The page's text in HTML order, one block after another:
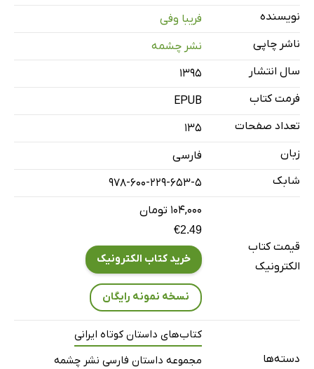
سیب‌زمینی ایرانی
کابوس شناور
درخشش نحس
هتل مشهد
صعود
کلبه‌ی رو‌به‌اقیانوس
نویسنده
فریبا وفی
ناشر چاپی
نشر چشمه
سال انتشار
۱۳۹۵
فرمت کتاب
EPUB
تعداد صفحات
135
زبان
فارسی
شابک
978-600-229-653-5
قیمت کتاب
الکترونیک
۱۰۴,۰۰۰ تومان
€2.49
خرید کتاب الکترونیک
نسخه نمونه رایگان
دسته‌ها
کتاب‌های داستان کوتاه ایرانی
مجموعه داستان فارسی نشر چشمه